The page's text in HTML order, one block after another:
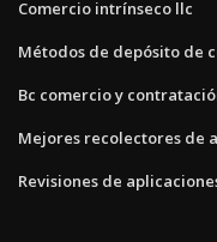
Comercio intrínseco llc
Métodos de depósito de
Bc comercio y
Mejores recolectores de
Revisiones de